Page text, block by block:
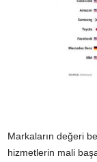
Markaların değeri
hizmetlerin mali